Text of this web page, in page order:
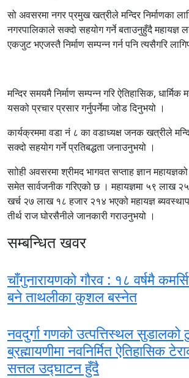
सो अवसरमा नगर प्रमुख खत्रीले मन्दिर निर्माणका
नगरपालिकाले सक्दो सहयोग गर्ने बताउनुहुँदै महायज्ञ
एकजुट भएजस्तै निर्माण सम्पन्न गर्न पनि त्यसैगरि
मन्दिर समयमै निर्माण सम्पन्न गरि ऐतिहासिक, धार्मिक
यसको प्रचार प्रसार गर्नुपर्नेमा जोड दिनुभयो ।
कार्यक्रममा वडा नंं ८ का वडाध्यक्ष जनक खत्रीले
सक्दो सहयोग गर्ने प्रतिबद्धता जनाउनुभयो ।
साोही अवसरमा श्रीमद भागवत सप्ताह ज्ञान
समेत सार्वजनीक गरिएको छ । महायज्ञमा ५९ लाख
खर्च २७ लाख १८ हजार २१४ भएको महायज्ञ
तीर्थ राज घोरसैनीले जानकारी गराउनुभयो ।
सम्बन्धित खवर
चाँगुनारायणको गौरव : १८ वर्षमै
बने ताथलीका कुशल बस्नेत
नवदुर्गा गणको उत्पत्तिस्थल सुडालको
ब्रह्मायणीमा नवनिर्मित ऐतिहासिक
सत्तल उद्घाटन हुँदै